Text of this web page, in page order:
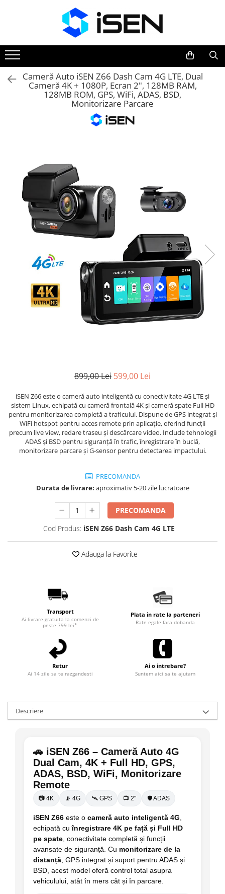
Trotinete electrice
Piese si accesorii
Cameră Auto iSEN Z66 Dash Cam 4G LTE, Dual
Cameră 4K + 1080P, Ecran 2", 128MB RAM,
128MB ROM, GPS, WiFi, ADAS, BSD,
Monitorizare Parcare
899,00 Lei 599,00 Lei
iSEN Z66 este o cameră auto inteligentă cu conectivitate 4G LTE și
sistem Linux, echipată cu cameră frontală 4K și cameră spate Full HD
pentru monitorizarea completă a traficului. Dispune de GPS integrat și
WiFi hotspot pentru acces remote prin aplicație, oferind funcții
precum live view, redare traseu și descărcare video. Include tehnologii
ADAS și BSD pentru siguranță în trafic, înregistrare în buclă,
monitorizare parcare și G-sensor pentru detectarea impactului.
PRECOMANDA
Durata de livrare: aproximativ 5-20 zile lucratoare
PRECOMANDA
Cod Produs: iSEN Z66 Dash Cam 4G LTE
Adauga la Favorite
Transport
Ai livrare gratuita la comenzi de
peste 799 lei*
Plata in rate la parteneri
Rate egale fara dobanda
Retur
Ai 14 zile sa te razgandesti
Ai o intrebare?
Suntem aici sa te ajutam
Descriere
🚗 iSEN Z66 – Cameră Auto 4G
Dual Cam, 4K + Full HD, GPS,
ADAS, BSD, WiFi, Monitorizare
Remote
📷 4K 📡 4G 🛰 GPS 📺 2" 🛡 ADAS
iSEN Z66 este o cameră auto inteligentă 4G
echipată cuînregistrare 4K pe față și Full HD
pe spate , conectivitate completă și funcții
avansate de siguranță. Cu monitorizare de la
distanță , GPS integrat și suport pentru ADAS și
BSD, acest model oferă control total asupra
vehiculului, atât în mers cât și în parcare.